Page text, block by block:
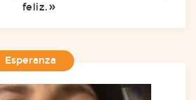
feliz.
Esperanza